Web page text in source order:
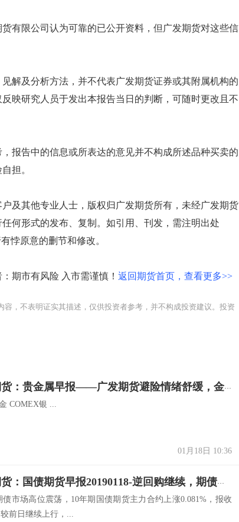
有限公司认为可靠的已公开资料，但广发期货对这些信
解及分析方法，并不代表广发期货证券或其附属机构的
映研究人员于发出本报告当日的判断，可随时更改且不
报告中的信息或所表达的意见并不构成所述品种买卖的
担。
及其他专业人士，版权归广发期货所有，未经广发期货
何形式的发布、复制。如引用、刊发，需注明出处
悖原意的删节和修改。
期市有风险 入市需谨慎！ 返回期货首页，查看更多>>
，不表明证实其描述，仅供投资者参考，并不构成投资建议。投资
广发期货：贵金属早报——广发期货避险情绪舒缓，金价徘徊依旧
COMEX银 ...
01月18日 10:36
广发期货：国债期货早报20190118-逆回购继续，期债高位震荡
债市场高位震荡，10年期国债期货主力合约上涨0.081%，报收
较前日继续上行，...